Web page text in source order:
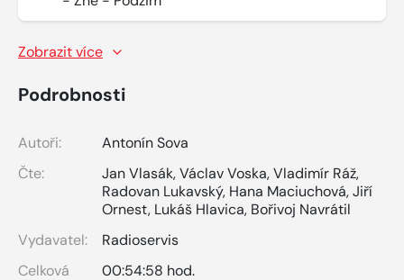
Zobrazit více
Podrobnosti
Autoři:
Antonín Sova
Čte:
Jan Vlasák,Václav Voska,Vladimír Ráž,
Radovan Lukavský, Hana Maciuchová,Jiří
Ornest, Lukáš Hlavica, Bořivoj Navrátil
Vydavatel:
Radioservis
Celková
00:54:58 hod.